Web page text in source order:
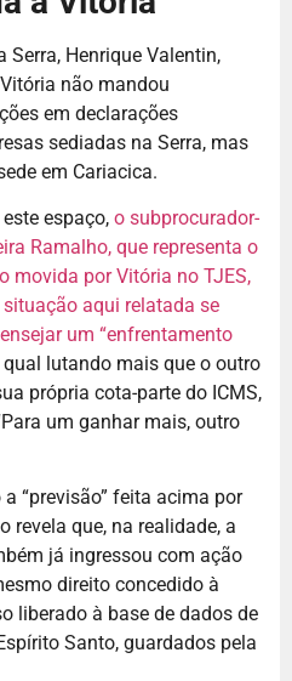
Serra, Henrique Valentin,
não mandou
em declarações
sediadas na Serra, mas
em Cariacica.
espaço, o subprocurador-
Ramalho, que representa o
movida por Vitória no TJES,
aqui relatada se
um “enfrentamento
qual lutando mais que o outro
própria cota-parte do ICMS,
um ganhar mais, outro
“previsão” feita acima por
revela que, na realidade, a
já ingressou com ação
direito concedido à
liberado à base de dados de
Santo, guardados pela